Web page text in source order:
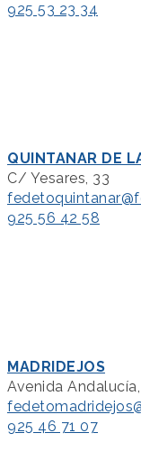
925 53 23 34
QUINTANAR DE
C/ Yesares, 33
925 56 42 58
MADRIDEJOS
Avenida Andalucía,
925 46 71 07